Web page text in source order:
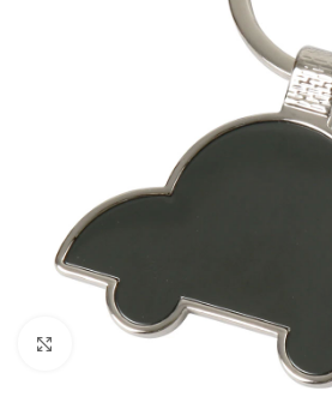
Click to enlarge